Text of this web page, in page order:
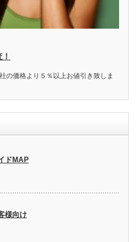
の価格より５％以上お値引き致しま
ドMAP
様向け